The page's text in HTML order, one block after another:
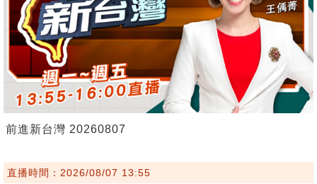
前進新台灣 20260807
直播時間：2026/08/07 13:55